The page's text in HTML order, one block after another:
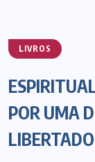
LIVROS
POR UMA